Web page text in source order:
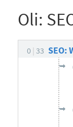
Oli:
0 33 SEO: